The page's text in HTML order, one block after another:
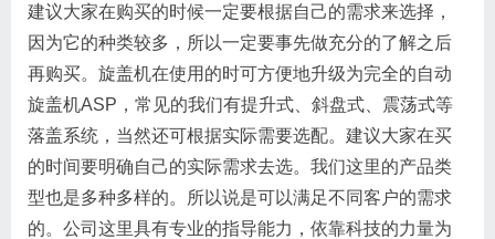
建议大家在购买的时候一定要根据自己的需求来选择，
因为它的种类较多，所以一定要事先做充分的了解之后
再购买。旋盖机在使用的时可方便地升级为完全的自动
旋盖机ASP，常见的我们有提升式、斜盘式、震荡式等
落盖系统，当然还可根据实际需要选配。建议大家在买
的时间要明确自己的实际需求去选。我们这里的产品类
型也是多种多样的。所以说是可以满足不同客户的需求
的。公司这里具有专业的指导能力，依靠科技的力量为